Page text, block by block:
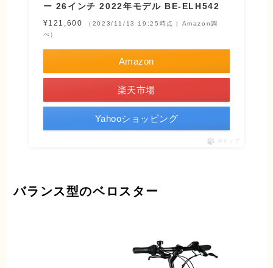
ー 26インチ 2022年モデル BE-ELH542
¥121,600
（2023/11/13 19:25時点 | Amazon調
べ）
Amazon
楽天市場
Yahooショッピング
ポチップ
バランス型のベロスター